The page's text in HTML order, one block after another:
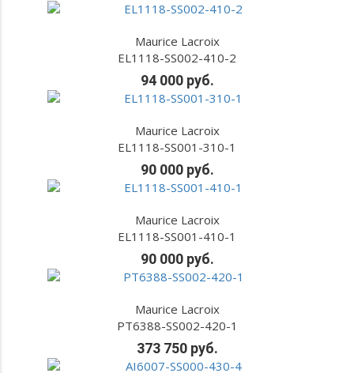
Maurice Lacroix
EL1118-SS002-410-2
94 000 руб.
Maurice Lacroix
EL1118-SS001-310-1
90 000 руб.
Maurice Lacroix
EL1118-SS001-410-1
90 000 руб.
Maurice Lacroix
PT6388-SS002-420-1
373 750 руб.